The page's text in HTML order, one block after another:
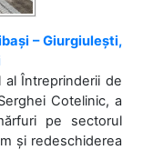
– Giurgiulești,
Întreprinderii de
Cotelinic, a
pe sectorul
și redeschiderea